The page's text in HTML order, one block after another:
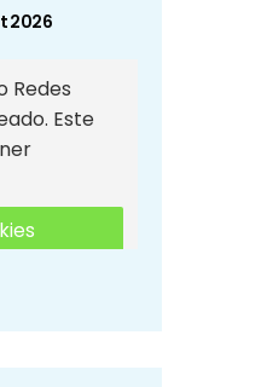
2026
Redes
Este
Redes